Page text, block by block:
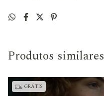
Produtos similares
GRÁTIS